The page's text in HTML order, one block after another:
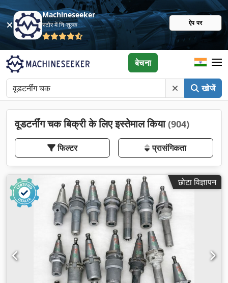
Machineseeker
स्टोर में निःशुल्क ऐप पर
खोजें
बेचना
वूडटर्नींग चक बिक्री के लिए इस्तेमाल किया(904)
फिल्टर प्रासंगिकता
छोटा विज्ञापन